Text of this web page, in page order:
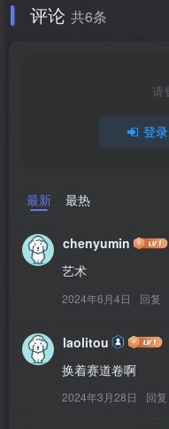
评论 共6条
请
登录
最新 最热
chenyumin
艺术
2024年6月4日 回复
laolitou
换着赛道卷啊
2024年3月28日 回复